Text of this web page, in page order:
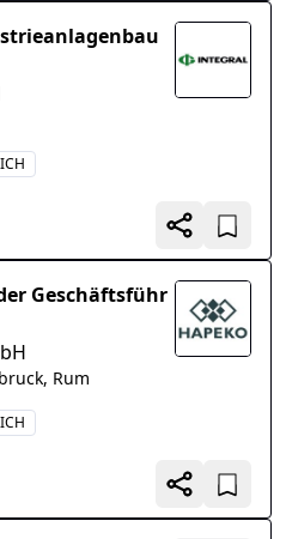
Geschäftsführ
Rum